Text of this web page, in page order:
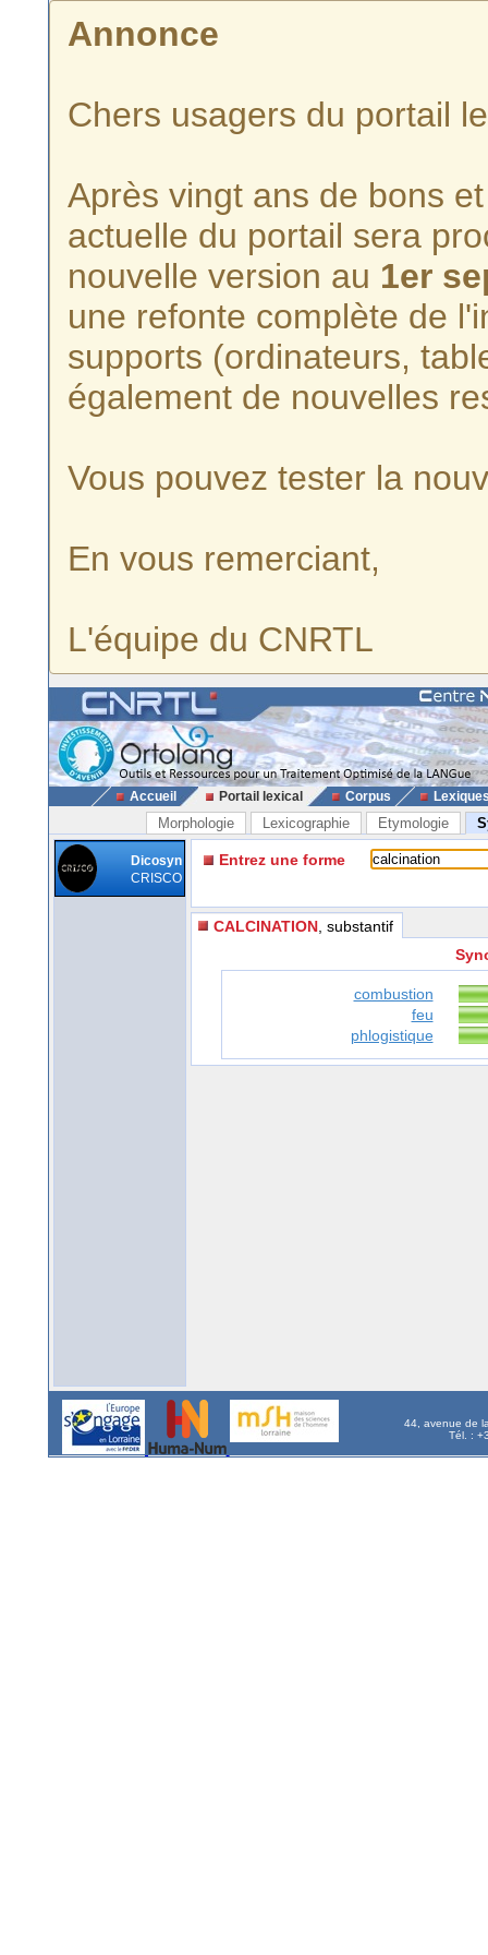
Annonce
Chers usagers du portail
Après vingt ans de bons
actuelle du portail sera
nouvelle version au 1er
une refonte complète de
supports (ordinateurs,
également de nouvelles
Vous pouvez tester la
En vous remerciant,
L'équipe du CNRTL
Accueil Portail lexical Corpus
Morphologie Lexicographie Etymologie
Dicosyn
CRISCO
Entrez une forme
CALCINATION , substantif
combustion
feu
phlogistique
44, avenue de
Tél. :